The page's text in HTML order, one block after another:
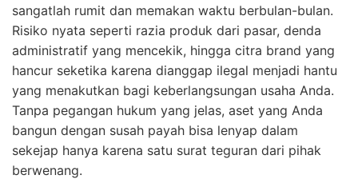
sangatlah rumit dan memakan waktu berbulan-bulan.
Risiko nyata seperti razia produk dari pasar, denda
administratif yang mencekik, hingga citra brand yang
hancur seketika karena dianggap ilegal menjadi hantu
yang menakutkan bagi keberlangsungan usaha Anda.
Tanpa pegangan hukum yang jelas, aset yang Anda
bangun dengan susah payah bisa lenyap dalam
sekejap hanya karena satu surat teguran dari pihak
berwenang.